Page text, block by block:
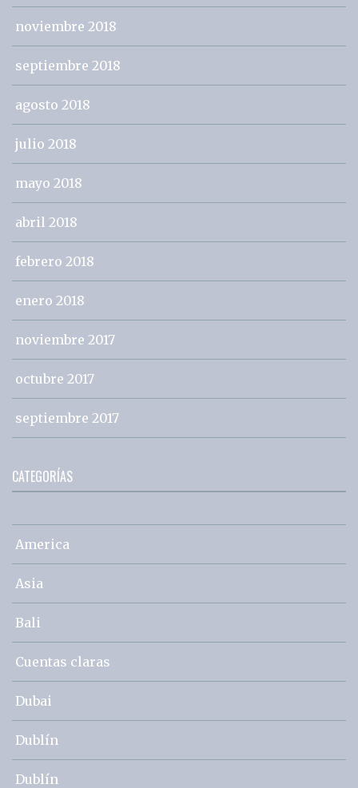
noviembre 2018
septiembre 2018
agosto 2018
julio 2018
mayo 2018
abril 2018
febrero 2018
enero 2018
noviembre 2017
octubre 2017
septiembre 2017
CATEGORÍAS
America
Asia
Bali
Cuentas claras
Dubai
Dublín
Dublín